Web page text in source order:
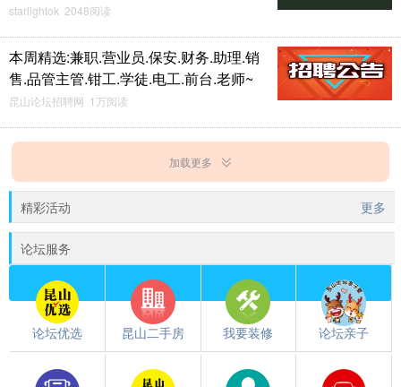
starlightok 2048阅读
本周精选:兼职.营业员.保安.财务.助理.销
售.品管主管.钳工.学徒.电工.前台.老师~
昆山论坛招聘网 1万阅读
加载更多
精彩活动 更多
论坛服务
论坛优选 昆山二手房 我要装修 论坛亲子